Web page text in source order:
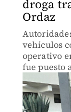
droga
Ordaz
vehículos
operativo
fue puesto
federal.